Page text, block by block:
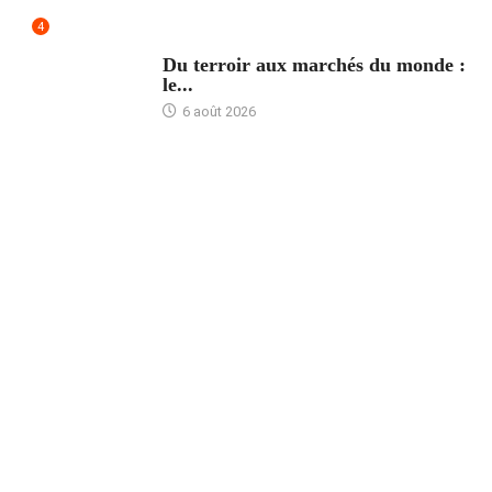
4
Du terroir aux marchés du monde :
le...
6 août 2026